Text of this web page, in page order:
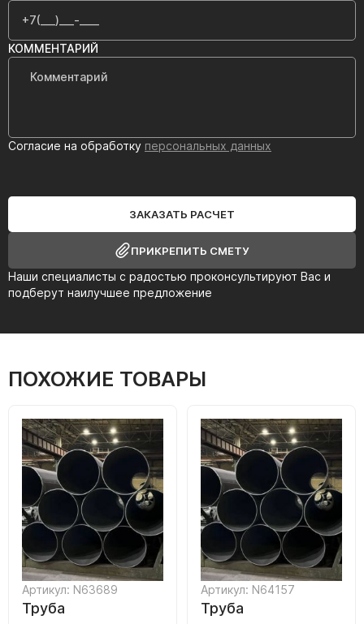
Наши специалисты с радостью проконсультируют Вас и
подберут наилучшее предложение
КОММЕНТАРИЙ
Согласие на обработку персональных данных
ЗАКАЗАТЬ РАСЧЕТ
ПРИКРЕПИТЬ СМЕТУ
ПОХОЖИЕ ТОВАРЫ
Артикул: N63689
Труба
Артикул: N64157
Труба